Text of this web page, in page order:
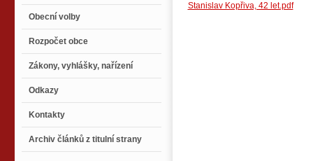
Obecní volby
Rozpočet obce
Zákony, vyhlášky, nařízení
Odkazy
Kontakty
Archiv článků z titulní strany
Stanislav Kopřiva, 42 let.pdf